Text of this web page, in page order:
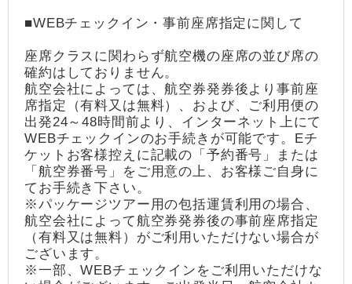
■WEBチェックイン・事前座席指定に関して
座席クラスに関わらず航空機の座席の並び席の
確約はしておりません。
航空会社によっては、航空券発券後より事前座
席指定（有料又は無料）、および、ご利用便の
出発24～48時間前より、インターネット上にて
WEBチェックインのお手続きが可能です。Eチ
ケットお客様控えに記載の「予約番号」または
「航空券番号」をご用意の上、お客様ご自身に
てお手続き下さい。
※パッケージツアー用の包括運賃利用の場合、
航空会社によって航空券発券後の事前座席指定
（有料又は無料）がご利用いただけない場合が
ございます。
※一部、WEBチェックインをご利用いただけな